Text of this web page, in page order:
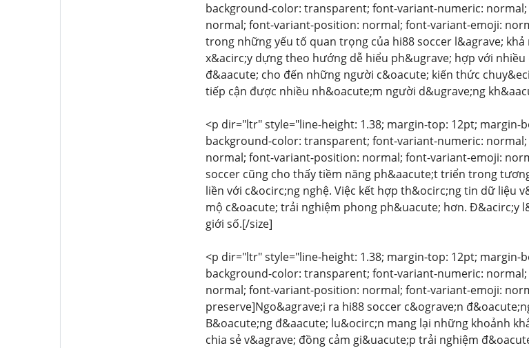
background-color: transparent; font-variant-numeric:
normal; font-variant-position: normal; font-variant-emoji:
trong những yếu tố quan trọng của hi88 soccer l&agrave;
x&acirc;y dựng theo hướng dễ hiểu ph&ugrave; hợp với
đ&aacute; cho đến những người c&oacute; kiến thức
tiếp cận được nhiều nh&oacute;m người d&ugrave;ng
<p dir="ltr" style="line-height: 1.38; margin-top: 12pt; margin-
background-color: transparent; font-variant-numeric:
normal; font-variant-position: normal; font-variant-emoji:
soccer cũng cho thấy tiềm năng ph&aacute;t triển trong
liền với c&ocirc;ng nghệ. Việc kết hợp th&ocirc;ng tin dữ liệu
mộ c&oacute; trải nghiệm phong ph&uacute; hơn. Đ&acirc;y
giới số.[/size]
<p dir="ltr" style="line-height: 1.38; margin-top: 12pt; margin-
background-color: transparent; font-variant-numeric:
normal; font-variant-position: normal; font-variant-emoji:
preserve]Ngo&agrave;i ra hi88 soccer c&ograve;n
B&oacute;ng đ&aacute; lu&ocirc;n mang lại những khoảnh
chia sẻ v&agrave; đồng cảm gi&uacute;p trải nghiệm